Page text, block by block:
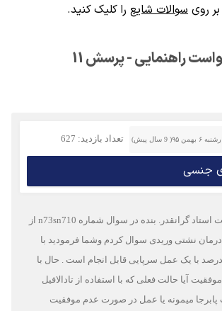
روی سوالات شایع را کلیک کنید.
راهنمایی - پرسش 11
۹۵( 9 سال پیش) تعداد بازدید: 627
جنسی
با سلام مجدد خدمت استاد گرانقدر. بنده در سوال شماره n73sn710 از
نشتی وریدی سوال کردم وشما فرمودید با
ضریب احتمال 40 درصد با یک عمل سرپایی قابل انجام است . حال با
آیا حالت فعلی که با استفاده از تادالافیل
میمونه یا عمل در صورت عدم موفقیت